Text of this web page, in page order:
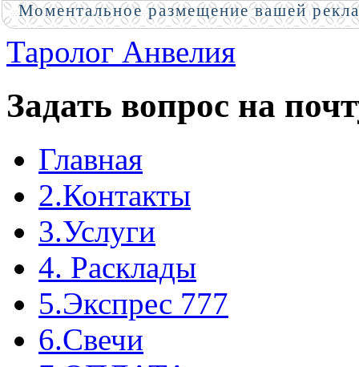
Таролог Анвелия
Задать вопрос на
Главная
2.Контакты
3.Услуги
4. Расклады
5.Экспрес 777
6.Свечи
Моментальное размещение вашей